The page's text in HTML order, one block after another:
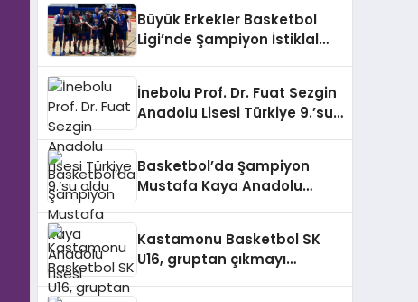
Büyük Erkekler Basketbol
Ligi’nde Şampiyon İstiklal
İnebolu Prof. Dr. Fuat Sezgin
Anadolu Lisesi Türkiye 9.’su
Basketbol’da Şampiyon
Mustafa Kaya Anadolu
Kastamonu Basketbol SK
U16, gruptan çıkmayı